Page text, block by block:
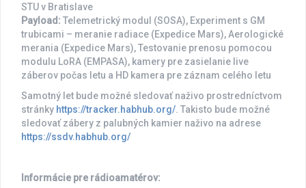
STU v Bratislave
Payload: Telemetrický modul (SOSA), Experiment s GM
trubicami – meranie radiace (Expedice Mars), Aerologické
merania (Expedice Mars), Testovanie prenosu pomocou
modulu LoRA (EMPASA), kamery pre zasielanie live
záberov počas letu a HD kamera pre záznam celého letu
Samotný let bude možné sledovať naživo prostredníctvom
stránky https://tracker.habhub.org/. Takisto bude možné
sledovať zábery z palubných kamier naživo na adrese
https://ssdv.habhub.org/
Informácie pre rádioamatérov: